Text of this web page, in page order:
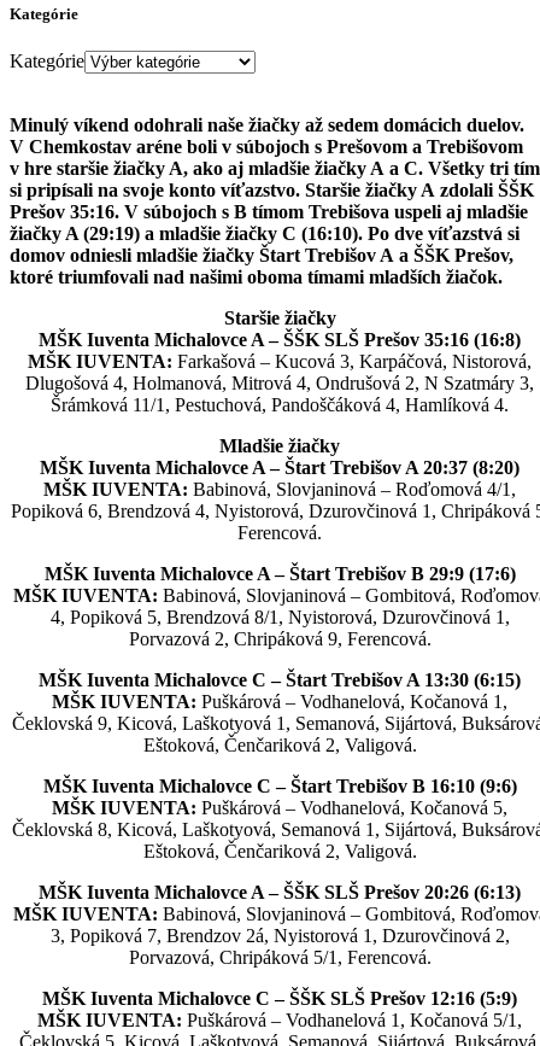
Kategórie
Kategórie
Minulý víkend odohrali naše žiačky až sedem domácich duelov.
V Chemkostav aréne boli v súbojoch s Prešovom a Trebišovom
v hre staršie žiačky A, ako aj mladšie žiačky A a C. Všetky tri
si pripísali na svoje konto víťazstvo. Staršie žiačky A zdolali ŠŠK
Prešov 35:16. V súbojoch s B tímom Trebišova uspeli aj mladšie
žiačky A (29:19) a mladšie žiačky C (16:10). Po dve víťazstvá si
domov odniesli mladšie žiačky Štart Trebišov A a ŠŠK Prešov,
ktoré triumfovali nad našimi oboma tímami mladších žiačok.
Staršie žiačky
MŠK Iuventa Michalovce A – ŠŠK SLŠ Prešov 35:16 (16:8)
MŠK IUVENTA: Farkašová – Kucová 3, Karpáčová, Nistorová,
Dlugošová 4, Holmanová, Mitrová 4, Ondrušová 2, N Szatmáry 3,
Šrámková 11/1, Pestuchová, Pandoščáková 4, Hamlíková 4.
Mladšie žiačky
MŠK Iuventa Michalovce A – Štart Trebišov A 20:37 (8:20)
MŠK IUVENTA: Babinová, Slovjaninová – Roďomová 4/1,
Popiková 6, Brendzová 4, Nyistorová, Dzurovčinová 1, Chripáková
Ferencová.
MŠK Iuventa Michalovce A – Štart Trebišov B 29:9 (17:6)
MŠK IUVENTA: Babinová, Slovjaninová – Gombitová,
4, Popiková 5, Brendzová 8/1, Nyistorová, Dzurovčinová 1,
Porvazová 2, Chripáková 9, Ferencová.
MŠK Iuventa Michalovce C – Štart Trebišov A 13:30 (6:15)
MŠK IUVENTA: Puškárová – Vodhanelová, Kočanová 1,
Čeklovská 9, Kicová, Laškotyová 1, Semanová, Sijártová,
Eštoková, Čenčariková 2, Valigová.
MŠK Iuventa Michalovce C – Štart Trebišov B 16:10 (9:6)
MŠK IUVENTA: Puškárová – Vodhanelová, Kočanová 5,
Čeklovská 8, Kicová, Laškotyová, Semanová 1, Sijártová,
Eštoková, Čenčariková 2, Valigová.
MŠK Iuventa Michalovce A – ŠŠK SLŠ Prešov 20:26 (6:13)
MŠK IUVENTA: Babinová, Slovjaninová – Gombitová,
3, Popiková 7, Brendzov 2á, Nyistorová 1, Dzurovčinová 2,
Porvazová, Chripáková 5/1, Ferencová.
MŠK Iuventa Michalovce C – ŠŠK SLŠ Prešov 12:16 (5:9)
MŠK IUVENTA: Puškárová – Vodhanelová 1, Kočanová 5/1,